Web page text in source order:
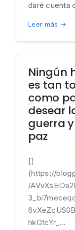
daré cuenta
Leer más →
Ningún
es tan
como
desear
guerra
paz
[]
(https://
/
hkGtcYr_...